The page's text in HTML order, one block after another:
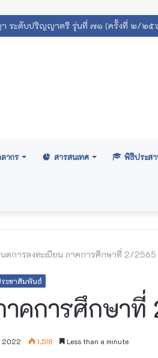
กรณราชวิทยาลัย 2569
ากร สารสนเทศ พิธีประส
ดการลงทะเบียน ภาคการศึกษาที่ 2/2565
ะชาสัมพันธ์
าคการศึกษา
2022 1,518 Less than a minute